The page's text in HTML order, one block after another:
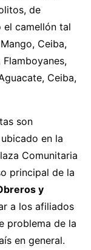
de
el camellón tal
Ceiba,
Ceiba,
son
en la
Comunitaria
principal de la
y
a los afiliados
problema de la
en general.